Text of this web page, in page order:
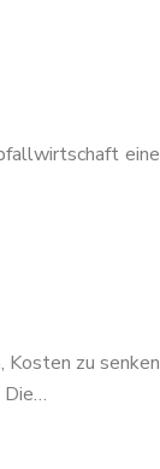
eine
zu senken
Die…